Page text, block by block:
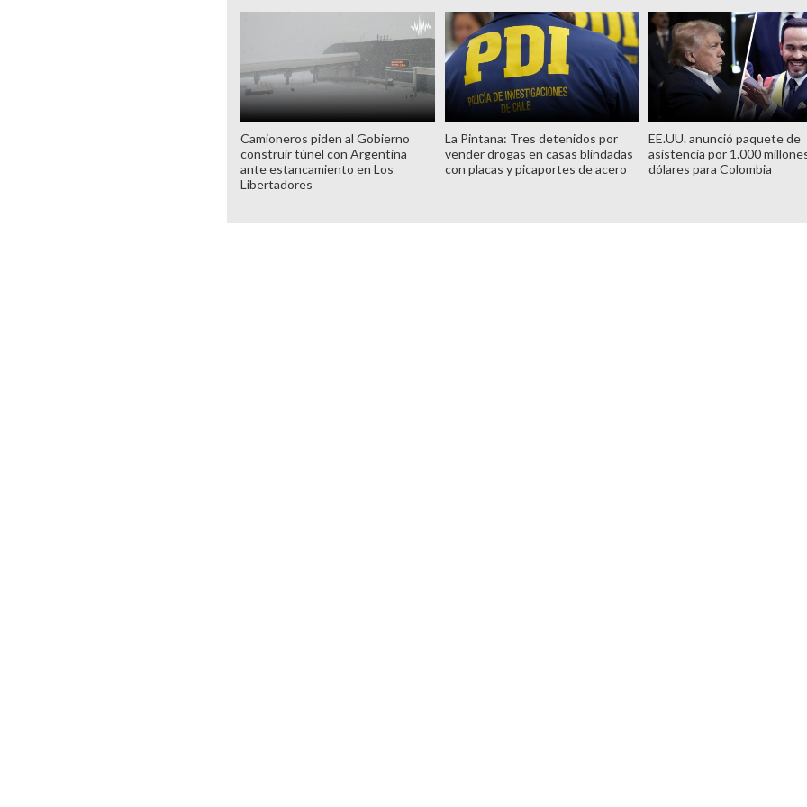
Camioneros piden al Gobierno
construir túnel con Argentina
ante estancamiento en Los
Libertadores
La Pintana: Tres detenidos por
vender drogas en casas blindadas
con placas y picaportes de acero
EE.UU. anunció paquete de
asistencia por 1.000
dólares para Colombia